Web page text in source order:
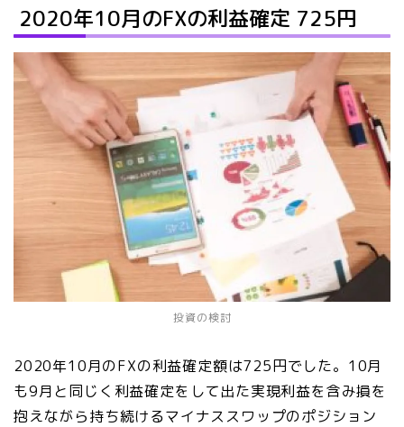
2020年10月のFXの利益確定 725円
投資の検討
2020年10月のFXの利益確定額は725円でした。10月
も9月と同じく利益確定をして出た実現利益を含み損を
抱えながら持ち続けるマイナススワップのポジション